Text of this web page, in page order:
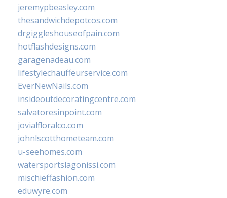
jeremypbeasley.com
thesandwichdepotcos.com
drgiggleshouseofpain.com
hotflashdesigns.com
garagenadeau.com
lifestylechauffeurservice.com
EverNewNails.com
insideoutdecoratingcentre.com
salvatoresinpoint.com
jovialfloralco.com
johnlscotthometeam.com
u-seehomes.com
watersportslagonissi.com
mischieffashion.com
eduwyre.com